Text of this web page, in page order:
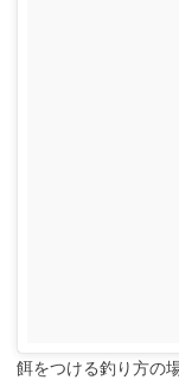
餌をつける釣り方の